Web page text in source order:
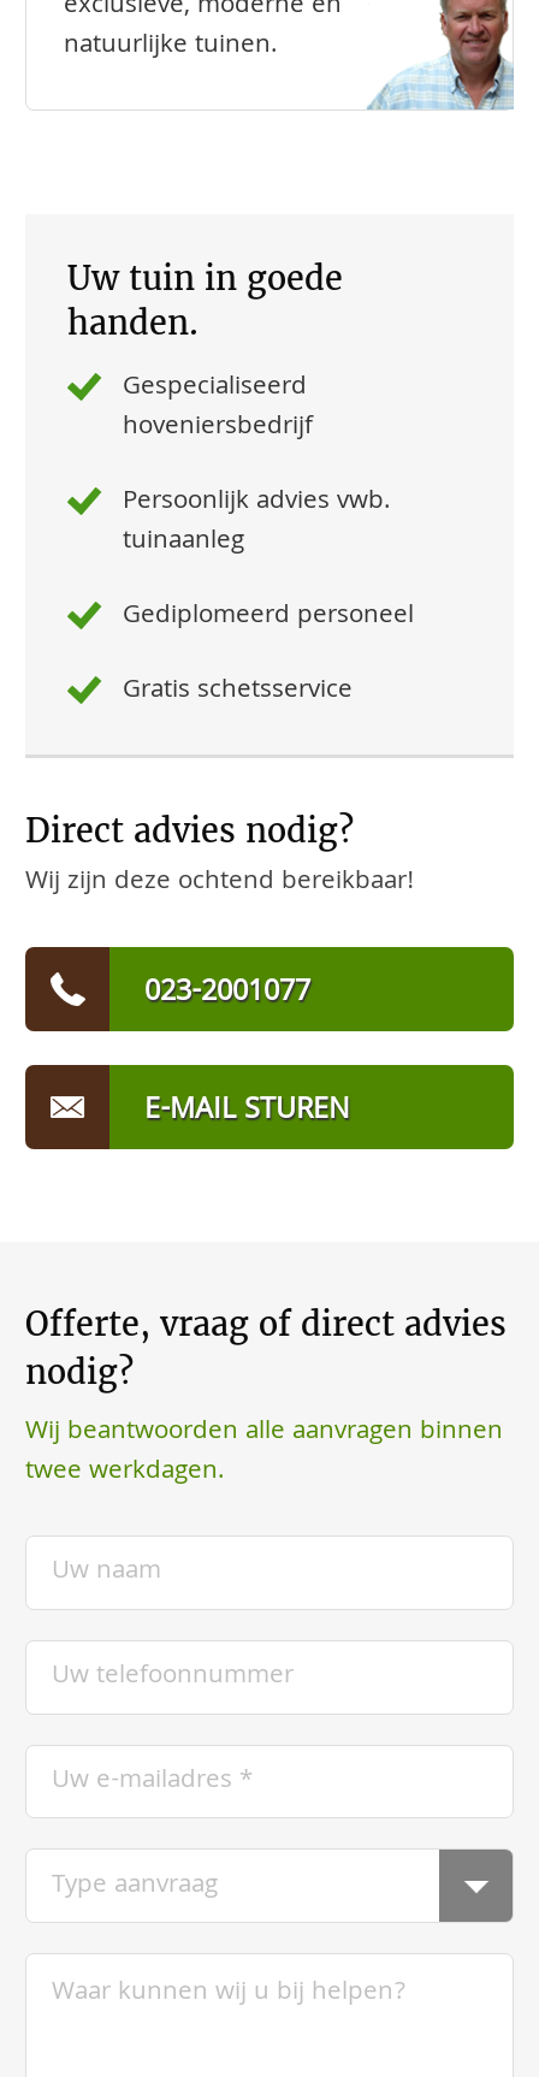
natuurlijke tuinen.
Uw tuin in goede
handen.
Gespecialiseerd
hoveniersbedrijf
Persoonlijk advies vwb.
tuinaanleg
Gediplomeerd personeel
Gratis schetsservice
Direct advies nodig?
Wij zijn deze ochtend bereikbaar!
023-2001077
E-MAIL STUREN
Offerte, vraag of direct advies
nodig?
Wij beantwoorden alle aanvragen binnen
twee werkdagen.